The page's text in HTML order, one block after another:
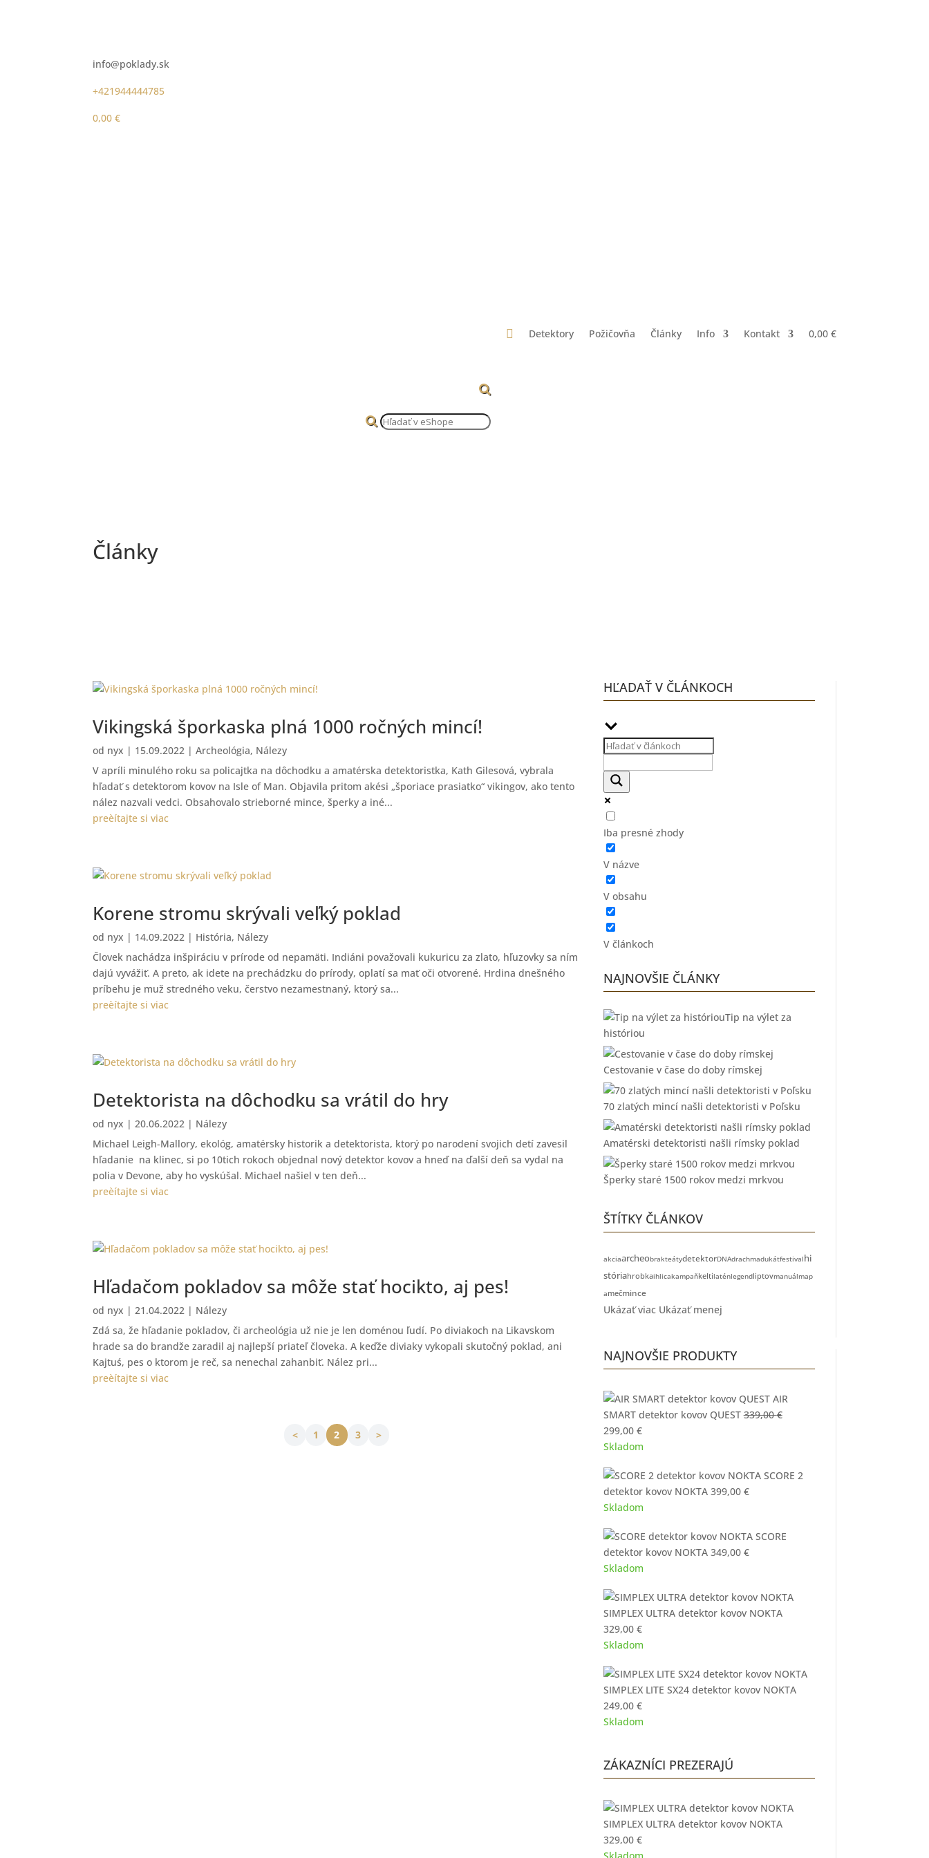
info@poklady.sk
+421944444785
0,00€
 Detektory Požičovňa Články Info Kontakt 0,00 €
Články
Vikingská šporkaska plná 1000 ročných mincí!
od nyx | 15.09.2022 |Archeológia, Nálezy
V apríli minulého roku sa policajtka na dôchodku a amatérska detektoristka, Kath Gilesová, vybrala
hľadať s detektorom kovov na Isle of Man. Objavila pritom akési „šporiace prasiatko“ vikingov, ako tento
nález nazvali vedci. Obsahovalo strieborné mince, šperky a iné...
preèítajte si viac
Korene stromu skrývali veľký poklad
od nyx | 14.09.2022 | História, Nálezy
Človek nachádza inšpiráciu v prírode od nepamäti. Indiáni považovali kukuricu za zlato, hľuzovky sa ním
dajú vyvážiť. A preto, ak idete na prechádzku do prírody, oplatí sa mať oči otvorené. Hrdina dnešného
príbehu je muž stredného veku, čerstvo nezamestnaný, ktorý sa...
preèítajte si viac
Detektorista na dôchodku sa vrátil do hry
od nyx | 20.06.2022 | Nálezy
Michael Leigh-Mallory, ekológ, amatérsky historik a detektorista, ktorý po narodení svojich detí zavesil
hľadanie na klinec, si po 10tich rokoch objednal nový detektor kovov a hneď na ďalší deň sa vydal na
polia v Devone, aby ho vyskúšal. Michael našiel v ten deň...
preèítajte si viac
Hľadačom pokladov sa môže stať hocikto, aj pes!
od nyx | 21.04.2022 | Nálezy
Zdá sa, že hľadanie pokladov, či archeológia už nie je len doménou ľudí. Po diviakoch na Likavskom
hrade sa do brandže zaradil aj najlepší priateľ človeka. A keďže diviaky vykopali skutočný poklad, ani
Kajtuś, pes o ktorom je reč, sa nenechal zahanbiť. Nález pri...
preèítajte si viac
< 1 2 3 >
HĽADAŤ V ČLÁNKOCH
Iba presné zhody
V názve
V obsahu
V článkoch
NAJNOVŠIE ČLÁNKY
Tip na výlet za
históriou
Cestovanie v čase do doby rímskej
70 zlatých mincí našli detektoristi v Poľsku
Amatérski detektoristi našli rímsky poklad
Šperky staré 1500 rokov medzi mrkvou
ŠTÍTKY ČLÁNKOV
akciaarcheobrakteátydetektorDNAdrachmadukátfestivalhi
stóriahrobkaihlicakampaňkeltilaténlegendliptovmanuálmap
amečmince
Ukázať viac Ukázať menej
NAJNOVŠIE PRODUKTY
AIR
SMART detektor kovov QUEST 339,00€
Pôvodná
cena
339,00 €.
299,00 €Aktuálna
cena
299,00 €.
Skladom
SCORE 2
detektor kovov NOKTA 399,00 €
Skladom
SCORE
detektor kovov NOKTA 349,00 €
Skladom
SIMPLEX ULTRA detektor kovov NOKTA
329,00 €
Skladom
SIMPLEX LITE SX24 detektor kovov NOKTA
249,00 €
Skladom
ZÁKAZNÍCI PREZERAJÚ
SIMPLEX ULTRA detektor kovov NOKTA
329,00 €